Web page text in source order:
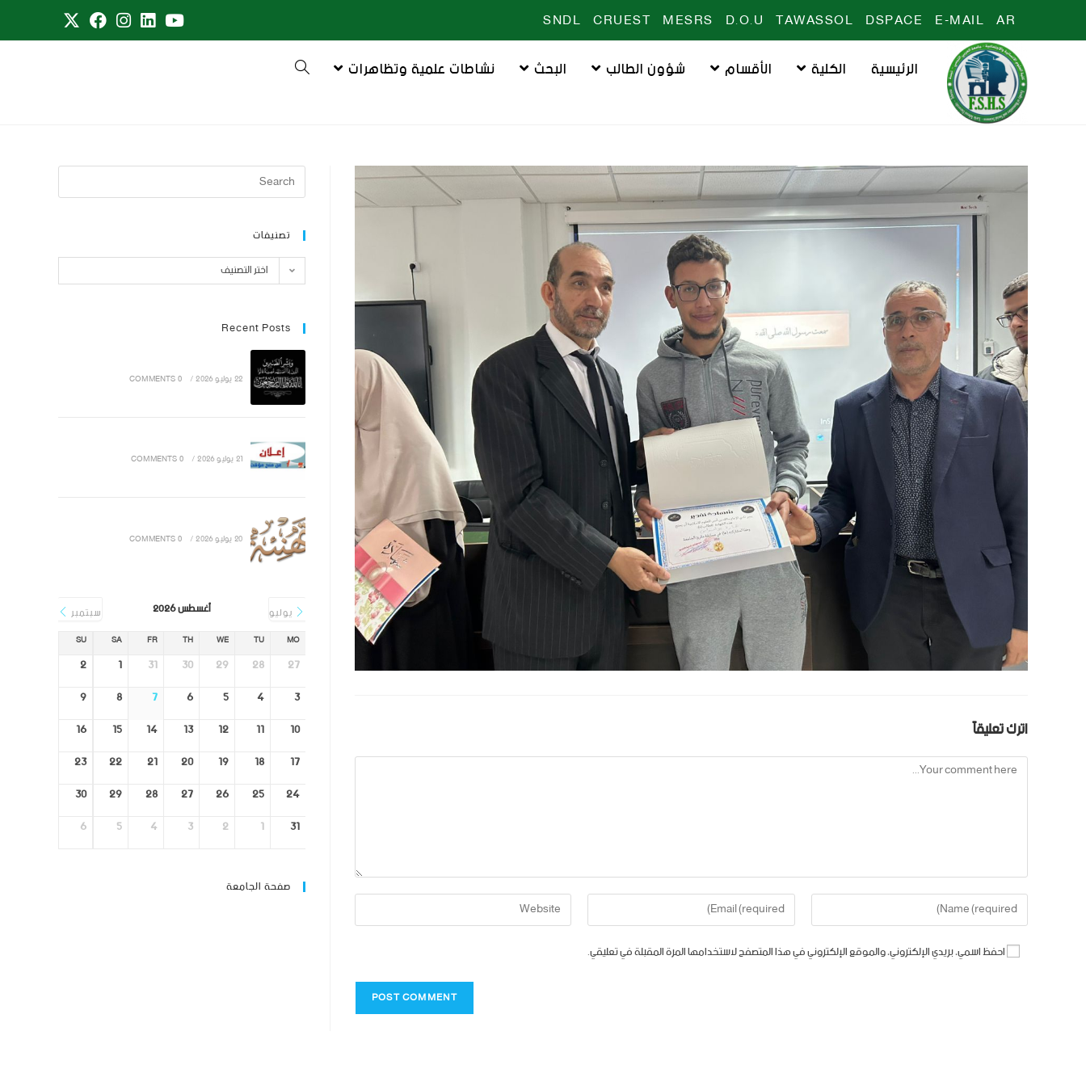
AR
E-MAIL
DSPACE
TAWASSOL
D.O.U
MESRS
CRUEST
SNDL
الرئيسية الكلية الأقسام شؤون الطالب البحث نشاطات علمية وتظاهرات
اترك تعليقاً
احفظ اسمي، بريدي الإلكتروني، والموقع الإلكتروني في هذا المتصفح لاستخدامها المرة المقبلة في تعليقي.
تصنيفات
اختر التصنيف
Recent Posts
22 يوليو 2026 /
0 COMMENTS
21 يوليو 2026 /
0 COMMENTS
20 يوليو 2026 /
0 COMMENTS
يوليو أغسطس 2026 سبتمبر
MO
TU
WE
TH
FR
SA
SU
27
28
29
30
31
1
2
3
4
5
6
7
8
9
10
11
12
13
14
15
16
17
18
19
20
21
22
23
24
25
26
27
28
29
30
31
1
2
3
4
5
6
صفحة الجامعة